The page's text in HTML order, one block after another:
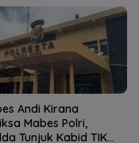
Andi Kirana
Mabes Polri,
Tunjuk Kabid TIK